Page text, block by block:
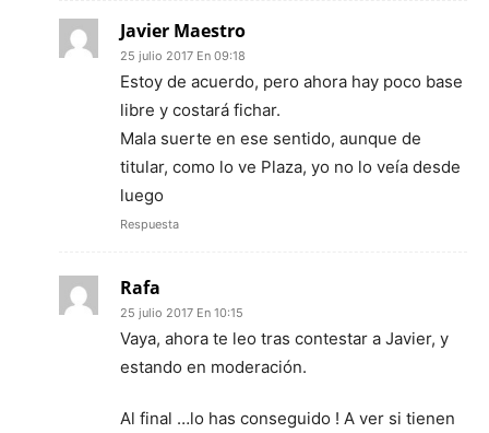
Javier Maestro
25 julio 2017 En 09:18
Estoy de acuerdo, pero ahora hay poco base
libre y costará fichar.
Mala suerte en ese sentido, aunque de
titular, como lo ve Plaza, yo no lo veía desde
luego
Respuesta
Rafa
25 julio 2017 En 10:15
Vaya, ahora te leo tras contestar a Javier, y
estando en moderación.
Al final …lo has conseguido ! A ver si tienen